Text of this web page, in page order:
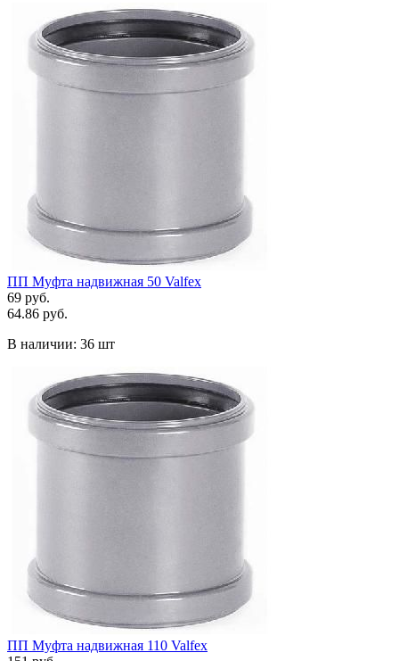
ПП Муфта надвижная 50 Valfex
69 руб.
64.86 руб.
В наличии: 36 шт
ПП Муфта надвижная 110 Valfex